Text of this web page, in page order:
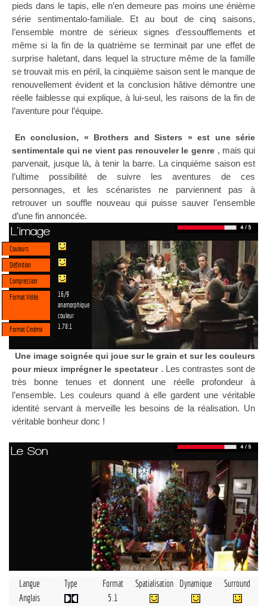
pieds dans le tapis, elle n’en demeure pas moins une énième
série sentimentalo-familiale. Et au bout de cinq saisons,
l’ensemble montre de sérieux signes d’essoufflements et
même si la fin de la quatrième se terminait par une effet de
surprise haletant, dans lequel la structure même de la famille
se trouvait mis en péril, la cinquième saison sent le manque de
renouvellement évident et la conclusion hâtive démontre une
réelle faiblesse qui explique, à lui-seul, les raisons de la fin de
l’aventure pour l’équipe.
En conclusion, « Brothers and Sisters » est une série
sentimentale qui ne vient pas renouveler le genre , mais qui
parvenait, jusque là, à tenir la barre. La cinquième saison est
l’ultime possibilité de suivre les aventures de ces
personnages, et les scénaristes ne parviennent pas à
retrouver un souffle nouveau qui puisse sauver l’ensemble
d’une fin annoncée.
L'image
Couleurs
Définition
Compression
Format Vidéo
16/9
anamorphique
couleur
Format Cinéma
1.78:1
Une image soignée qui joue sur le grain et sur les couleurs
pour mieux imprégner le spectateur . Les contrastes sont de
très bonne tenues et donnent une réelle profondeur à
l’ensemble. Les couleurs quand à elle gardent une véritable
identité servant à merveille les besoins de la réalisation. Un
véritable bonheur donc !
Le Son
Langue Type Format Spatialisation Dynamique
Surround
Anglais
5.1